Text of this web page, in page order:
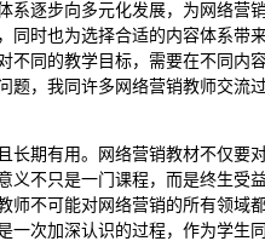
系逐步向多元化发展，为网络营
同时也为选择合适的内容体系带
不同的教学目标，需要在不同内
题，我同许多网络营销教师交流
长期有用。网络营销教材不仅要
义不只是一门课程，而是终生受
师不可能对网络营销的所有领域
一次加深认识的过程，作为学生